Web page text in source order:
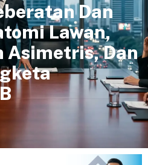
Dan
Lawan,
Asimetris, Dan